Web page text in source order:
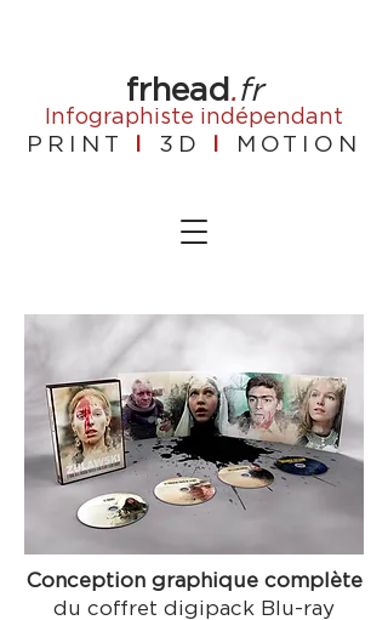
frhead .fr
Infographiste indépendant
PRINT 3D MOTION
Conception graphique complète
du coffret digipack Blu-ray